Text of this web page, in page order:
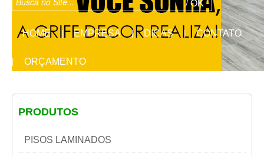
HOME EMPRESA | DICAS CONTATO
ORÇAMENTO
PRODUTOS
PISOS LAMINADOS